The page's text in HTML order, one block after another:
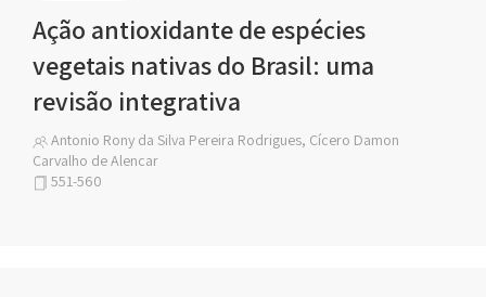
Ação antioxidante de espécies
vegetais nativas do Brasil: uma
revisão integrativa
Antonio Rony da Silva Pereira Rodrigues, Cícero Damon
Carvalho de Alencar
551-560